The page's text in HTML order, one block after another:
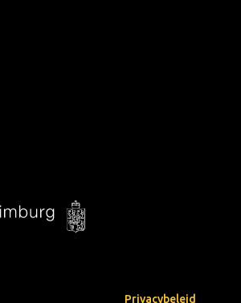
Privacybeleid